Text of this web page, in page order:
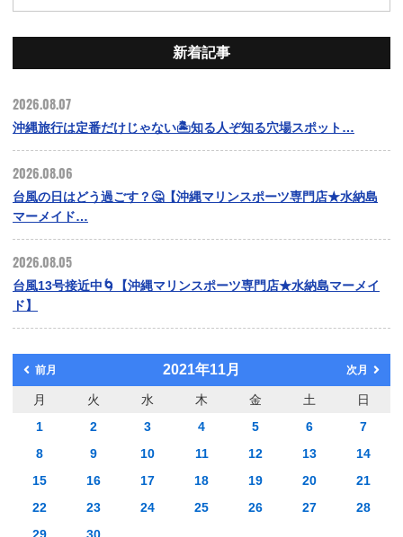
新着記事
2026.08.07
沖縄旅行は定番だけじゃない🏝️知る人ぞ知る穴場スポット…
2026.08.06
台風の日はどう過ごす？🤔【沖縄マリンスポーツ専門店★水納島
マーメイド…
2026.08.05
台風13号接近中🌀【沖縄マリンスポーツ専門店★水納島マーメイ
ド】
前月 2021年11月 次月
月 火 水 木 金 土
日
1
2 3 4 5 6
7
8
9 10 11 12 13
14
15
16 17 18 19 20
21
22
23 24 25 26 27
28
29
30